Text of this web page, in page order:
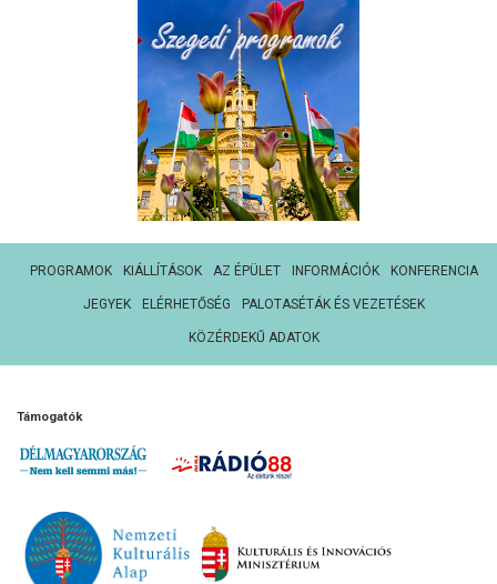
PROGRAMOK KIÁLLÍTÁSOK AZ ÉPÜLET INFORMÁCIÓK KONFERENCIA
JEGYEK ELÉRHETŐSÉG PALOTASÉTÁK ÉS VEZETÉSEK
KÖZÉRDEKŰ ADATOK
Támogatók